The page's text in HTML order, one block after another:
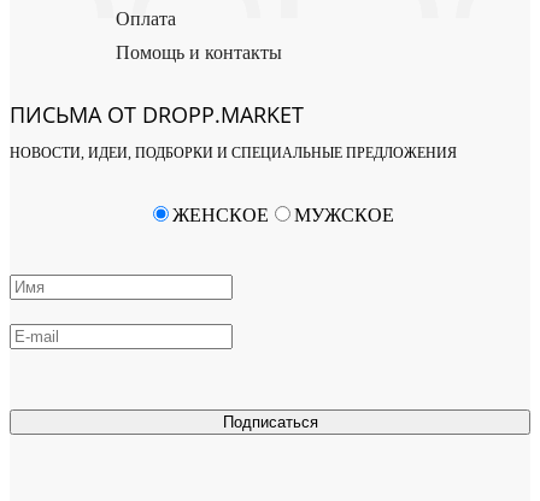
Оплата
Помощь и контакты
ПИСЬМА ОТ DROPP.MARKET
НОВОСТИ, ИДЕИ, ПОДБОРКИ И СПЕЦИАЛЬНЫЕ ПРЕДЛОЖЕНИЯ
Подписаться
ЖЕНСКОЕ МУЖСКОЕ